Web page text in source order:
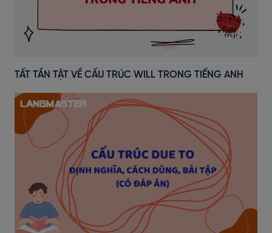
TẤT TẦN TẬT VỀ CẤU TRÚC WILL TRONG TIẾNG ANH